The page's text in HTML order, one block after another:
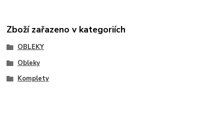
Zboží zařazeno v kategoriích
OBLEKY
Obleky
Komplety